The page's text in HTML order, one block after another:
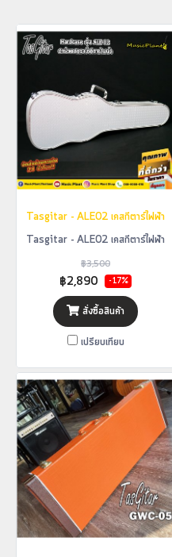
Tasgitar - ALE02 เคสกีตาร์ไฟฟ้า
Tasgitar - ALE02 เคสกีตาร์ไฟฟ้า
฿3,500
฿2,890 -17%
สั่งซื้อสินค้า
เปรียบเทียบ